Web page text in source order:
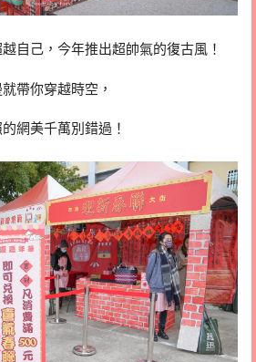
自己，今年推出超帥氣的復古風！
帶你穿越時空，
網美千萬別錯過！